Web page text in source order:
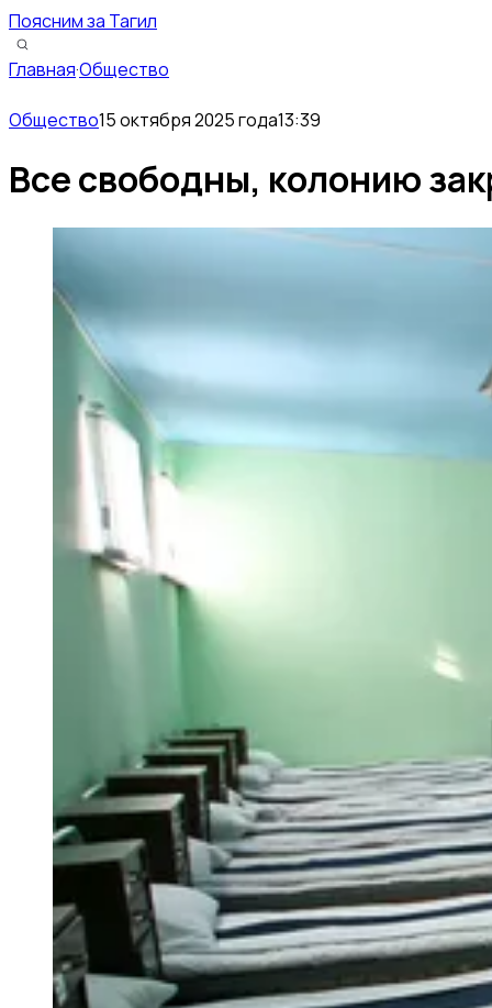
Поясним за Тагил
Главная·Общество
Общество15 октября 2025 года13:39
Все свободны, колонию